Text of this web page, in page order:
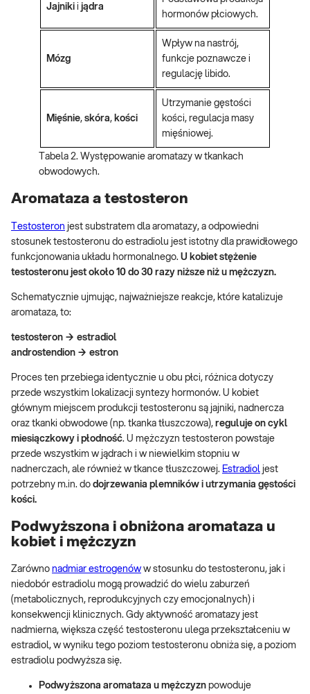
Jajniki i jądra
hormonów płciowych.
Mózg
Wpływ na nastrój,
funkcje poznawcze i
regulację libido.
Mięśnie, skóra, kości
Utrzymanie gęstości
kości, regulacja masy
mięśniowej.
Tabela 2. Występowanie aromatazy w tkankach
obwodowych.
Aromataza a testosteron
Testosteron jest substratem dla aromatazy, a odpowiedni
stosunek testosteronu do estradiolu jest istotny dla prawidłowego
funkcjonowania układu hormonalnego. U kobiet stężenie
testosteronu jest około 10 do 30 razy niższe niż u mężczyzn.
Schematycznie ujmując, najważniejsze reakcje, które katalizuje
aromataza, to:
testosteron → estradiol
androstendion → estron
Proces ten przebiega identycznie u obu płci, różnica dotyczy
przede wszystkim lokalizacji syntezy hormonów. U kobiet
głównym miejscem produkcji testosteronu są jajniki, nadnercza
oraz tkanki obwodowe (np. tkanka tłuszczowa), reguluje on cykl
miesiączkowy i płodność. U mężczyzn testosteron powstaje
przede wszystkim w jądrach i w niewielkim stopniu w
nadnerczach, ale również w tkance tłuszczowej. Estradiol jest
potrzebny m.in. do dojrzewania plemników i utrzymania gęstości
kości.
Podwyższona i obniżona aromataza u
kobiet i mężczyzn
Zarówno nadmiar estrogenów w stosunku do testosteronu, jak i
niedobór estradiolu mogą prowadzić do wielu zaburzeń
(metabolicznych, reprodukcyjnych czy emocjonalnych) i
konsekwencji klinicznych. Gdy aktywność aromatazy jest
nadmierna, większa część testosteronu ulega przekształceniu w
estradiol, w wyniku tego poziom testosteronu obniża się, a poziom
estradiolu podwyższa się.
Podwyższona aromataza u mężczyzn powoduje